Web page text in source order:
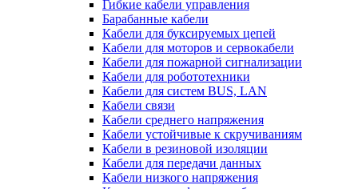
Гибкие кабели управления
Барабанные кабели
Кабели для буксируемых цепей
Кабели для моторов и сервокабели
Кабели для пожарной сигнализации
Кабели для робототехники
Кабели для систем BUS, LAN
Кабели связи
Кабели среднего напряжения
Кабели устойчивые к скручиваниям
Кабели в резиновой изоляции
Кабели для передачи данных
Кабели низкого напряжения